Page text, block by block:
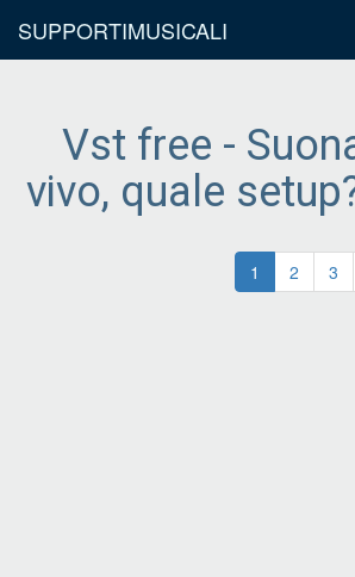
SUPPORTIMUSICALI
Vst free -
vivo, quale
1 2 3